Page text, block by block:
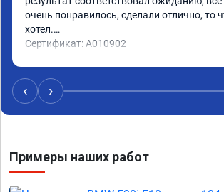
очень понравилось, сделали отлично, то
хотел.
Сертификат: A010902
‹ ›
Примеры наших работ